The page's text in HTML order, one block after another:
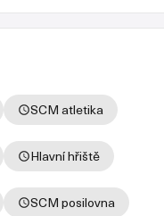
SCM atletika
Hlavní hřiště
SCM posilovna